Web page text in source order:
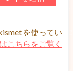
を使ってい
こちらをご覧く